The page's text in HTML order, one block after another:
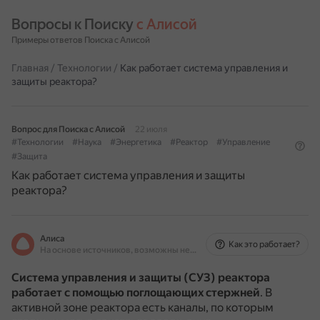
Вопросы к Поиску с Алисой
Примеры ответов Поиска с Алисой
Главная / Технологии / Как работает система управления и
защиты реактора?
Вопрос для Поиска с Алисой
22 июля
#Технологии
#Наука #Энергетика #Реактор
#Управление
#Защита
Как работает система управления и защиты
реактора?
Алиса
На основе источников, возможны неточности
Как это работает?
Система управления и защиты (СУЗ) реактора
работает с помощью поглощающих стержней. В
активной зоне реактора есть каналы, по которым